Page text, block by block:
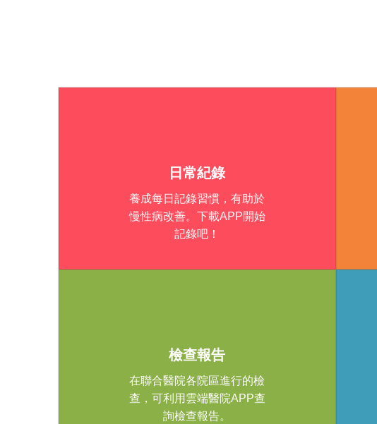
日常紀錄
養成每日記錄習慣，有助於
慢性病改善。下載APP開始
記錄吧！
檢查報告
在聯合醫院各院區進行的檢
查，可利用雲端醫院APP查
詢檢查報告。